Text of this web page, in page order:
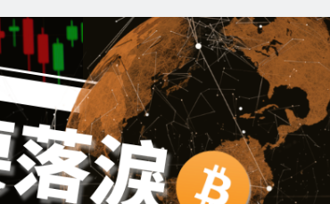
首份季報：營收78億超預期 比特幣持倉縮水5.4億致虧損